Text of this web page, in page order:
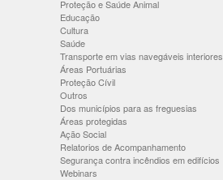
Proteção e Saúde Animal
Educação
Cultura
Saúde
Transporte em vias navegáveis interiores
Áreas Portuárias
Proteção Cívil
Outros
Dos municípios para as freguesias
Áreas protegidas
Ação Social
Relatorios de Acompanhamento
Segurança contra incêndios em edifícios
Webinars